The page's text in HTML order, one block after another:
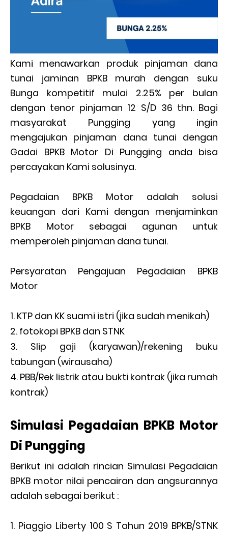
Kami menawarkan produk pinjaman dana
tunai jaminan BPKB murah dengan suku
Bunga kompetitif mulai 2.25% per bulan
dengan tenor pinjaman 12 S/D 36 thn. Bagi
masyarakat Pungging yang ingin
mengajukan pinjaman dana tunai dengan
Gadai BPKB Motor Di Pungging anda bisa
percayakan Kami solusinya.
Pegadaian BPKB Motor adalah solusi
keuangan dari Kami dengan menjaminkan
BPKB Motor sebagai agunan untuk
memperoleh pinjaman dana tunai.
Persyaratan Pengajuan Pegadaian BPKB
Motor
KTP dan KK suami istri (jika sudah menikah)
fotokopi BPKB dan STNK
Slip gaji (karyawan)/rekening buku
tabungan (wirausaha)
PBB/Rek listrik atau bukti kontrak (jika rumah
kontrak)
Simulasi Pegadaian BPKB Motor
Di Pungging
Berikut ini adalah rincian Simulasi Pegadaian
BPKB motor nilai pencairan dan angsurannya
adalah sebagai berikut :
Piaggio Liberty 100 S Tahun 2019 BPKB/STNK